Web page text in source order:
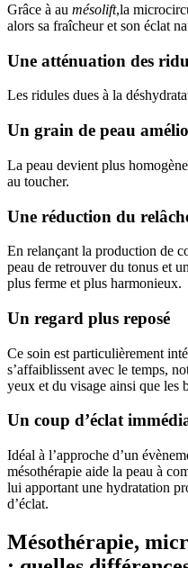
Grâce à au mésolift,la
alors sa fraîcheur et son éclat
Une atténuation des
Les ridules dues à la
Un grain de peau
La peau devient plus
au toucher.
Une réduction du
En relançant la production de
peau de retrouver du tonus et
plus ferme et plus harmonieux.
Un regard plus reposé
Ce soin est particulièrement
s’affaiblissent avec le temps,
yeux et du visage ainsi que les
Un coup d’éclat
Idéal à l’approche d’un
mésothérapie aide la peau à
lui apportant une hydratation
d’éclat.
Mésothérapie,